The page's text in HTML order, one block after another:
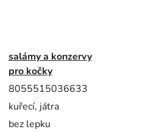
salámy a konzervy
pro kočky
8055515036633
kuřecí, játra
bez lepku